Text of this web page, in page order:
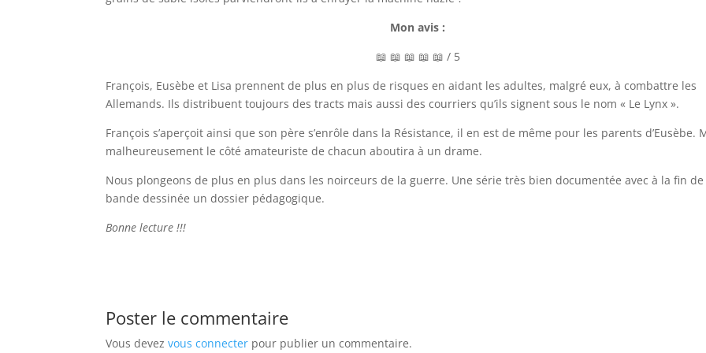
Mon avis :
📖 📖 📖 📖 📖 / 5
François, Eusèbe et Lisa prennent de plus en plus de risques en aidant les adultes, malgré eux, à combattre les
Allemands. Ils distribuent toujours des tracts mais aussi des courriers qu’ils signent sous le nom « Le Lynx ».
François s’aperçoit ainsi que son père s’enrôle dans la Résistance, il en est de même pour les parents d’Eusèbe.
malheureusement le côté amateuriste de chacun aboutira à un drame.
Nous plongeons de plus en plus dans les noirceurs de la guerre. Une série très bien documentée avec à la fin de
bande dessinée un dossier pédagogique.
Bonne lecture !!!
Poster le commentaire
Vous devezvous connecter pour publier un commentaire.